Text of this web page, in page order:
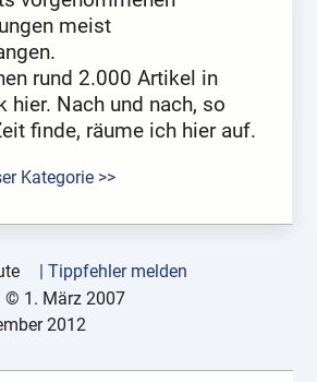
meist
rund 2.000 Artikel in
hier. Nach und nach, so
finde, räume ich hier auf.
Kategorie >>
| Tippfehler melden
© 1. März 2007
2012